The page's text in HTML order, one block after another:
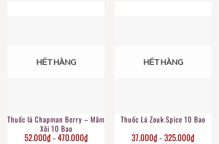
HẾT HÀNG
Thuốc lá Chapman Berry – Mâm
Xôi 10 Bao
52.000₫ – 470.000₫
HẾT HÀNG
Thuốc Lá Zouk Spice 10 Bao
37.000₫ – 325.000₫